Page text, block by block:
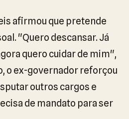
afirmou que pretende
"Quero descansar. Já
quero cuidar de mim",
o ex-governador reforçou
outros cargos e
de mandato para ser